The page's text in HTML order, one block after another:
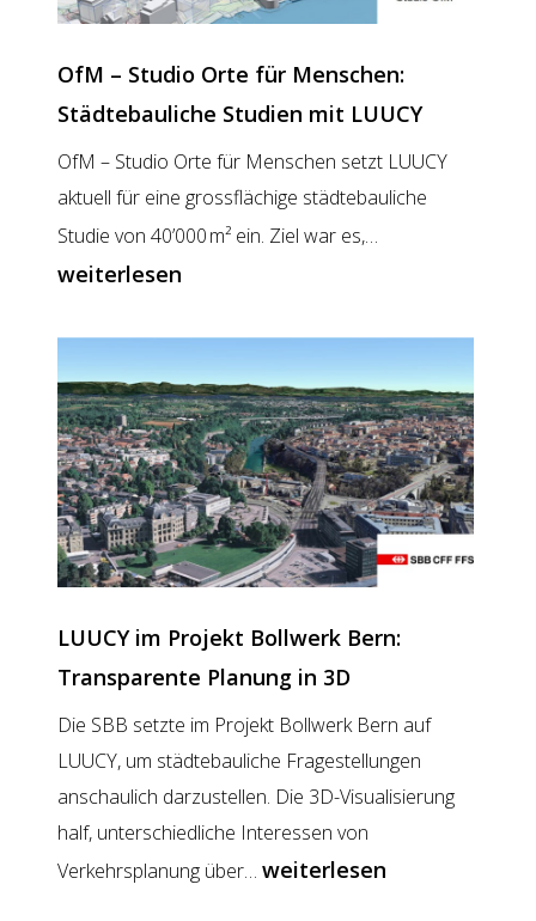
OfM – Studio Orte für Menschen:
Städtebauliche Studien mit LUUCY
OfM – Studio Orte für Menschen setzt LUUCY
aktuell für eine grossflächige städtebauliche
Studie von 40’000 m² ein. Ziel war es,…
für
Menschen:
Studien
mit
weiterlesen
LUUCY im Projekt Bollwerk Bern:
Transparente Planung in 3D
Die SBB setzte im Projekt Bollwerk Bern auf
LUUCY, um städtebauliche Fragestellungen
anschaulich darzustellen. Die 3D-Visualisierung
half, unterschiedliche Interessen von
Verkehrsplanung über… LUUCY
weiterlesen